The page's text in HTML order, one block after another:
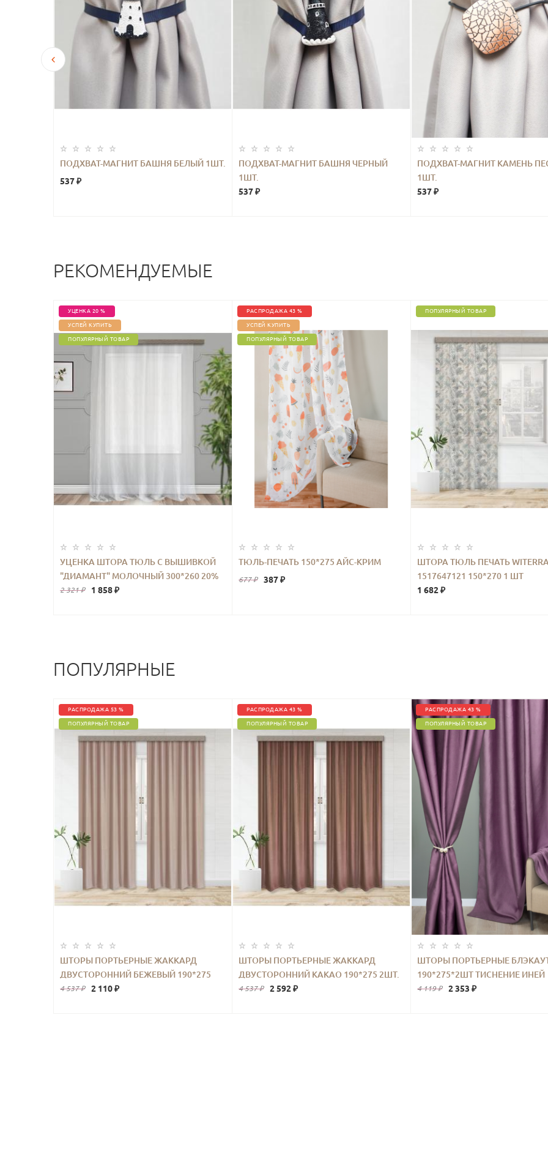
ПОДХВАТ-МАГНИТ БАШНЯ БЕЛЫЙ 1ШТ.
537 ₽
ПОДХВАТ-МАГНИТ БАШНЯ ЧЕРНЫЙ
1ШТ.
537 ₽
ПОДХВАТ-МАГНИТ КАМЕНЬ
1ШТ.
537 ₽
РЕКОМЕНДУЕМЫЕ
УЦЕНКА 20 %
УСПЕЙ КУПИТЬ
ПОПУЛЯРНЫЙ ТОВАР
УЦЕНКА ШТОРА ТЮЛЬ С ВЫШИВКОЙ
"ДИАМАНТ" МОЛОЧНЫЙ 300*260 20%
2 321 ₽ 1 858 ₽
РАСПРОДАЖА 43 %
УСПЕЙ КУПИТЬ
ПОПУЛЯРНЫЙ ТОВАР
ТЮЛЬ-ПЕЧАТЬ 150*275 АЙС-КРИМ
677 ₽ 387 ₽
ПОПУЛЯРНЫЙ ТОВАР
ШТОРА ТЮЛЬ ПЕЧАТЬ WITERRA
1517647121 150*270 1 ШТ
1 682 ₽
ПОПУЛЯРНЫЕ
РАСПРОДАЖА 53 %
ПОПУЛЯРНЫЙ ТОВАР
ШТОРЫ ПОРТЬЕРНЫЕ ЖАККАРД
ДВУСТОРОННИЙ БЕЖЕВЫЙ 190*275
2ШТ.
4 537 ₽ 2 110 ₽
РАСПРОДАЖА 43 %
ПОПУЛЯРНЫЙ ТОВАР
ШТОРЫ ПОРТЬЕРНЫЕ ЖАККАРД
ДВУСТОРОННИЙ КАКАО 190*275 2ШТ.
4 537 ₽ 2 592 ₽
РАСПРОДАЖА 43 %
ПОПУЛЯРНЫЙ ТОВАР
ШТОРЫ ПОРТЬЕРНЫЕ
190*275*2ШТ ТИСНЕНИЕ ИНЕЙ
ФИОЛЕТОВЫЙ
4 119 ₽ 2 353 ₽